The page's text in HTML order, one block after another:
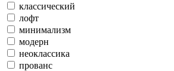
классический
лофт
минимализм
модерн
неоклассика
прованс